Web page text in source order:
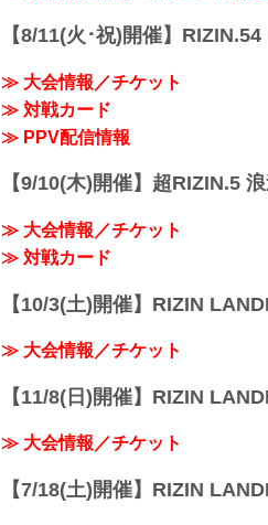
【8/11(火･祝)開催】
≫ 大会情報／チケット
≫ 対戦カード
≫ PPV配信情報
【9/10(木)開催】超RIZIN.5
≫ 大会情報／チケット
≫ 対戦カード
【10/3(土)開催】RIZIN
≫ 大会情報／チケット
【11/8(日)開催】RIZIN
≫ 大会情報／チケット
【7/18(土)開催】RIZIN